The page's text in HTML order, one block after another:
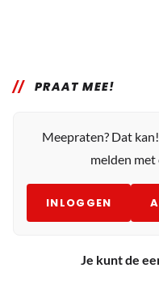
PRAAT MEE!
Meepraten? Dat
melden met
INLOGGEN
Je kunt de